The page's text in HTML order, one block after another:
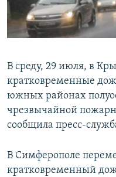
ПОБЕДИТЕЛЕЙ НЕ СУДЯТ?
КРЫМ.НЕПОКОРЕННЫЙ
УКРАИНСКАЯ ПРОБЛЕМА
ПРИСОЕДИНЯЙТЕСЬ!
Все сайты RFE/RL
В среду, 29 июля, в
кратковременные
южных районах
чрезвычайной
сообщила пресс-
В Симферополе
кратковременный